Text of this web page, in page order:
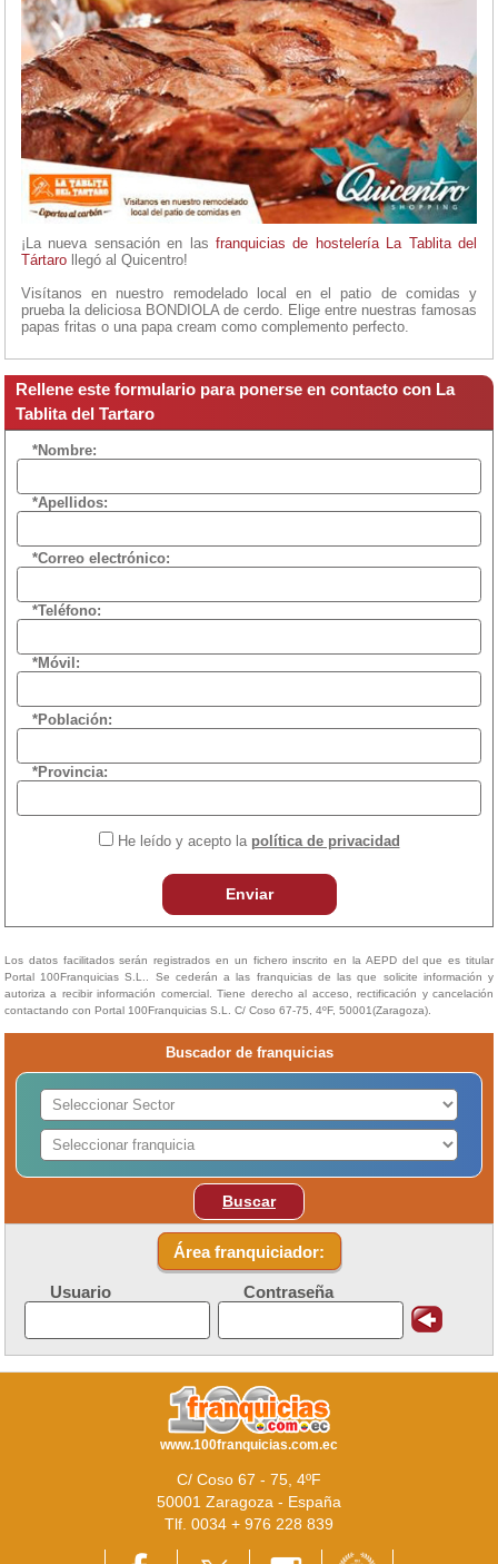
¡La nueva sensación en las franquicias de hostelería La Tablita del
Tártaro llegó al Quicentro!
Visítanos en nuestro remodelado local en el patio de comidas y
prueba la deliciosa BONDIOLA de cerdo. Elige entre nuestras famosas
papas fritas o una papa cream como complemento perfecto.
Rellene este formulario para ponerse en contacto con La
Tablita del Tartaro
*Nombre:
*Apellidos:
*Correo electrónico:
*Teléfono:
*Móvil:
*Población:
*Provincia:
He leído y acepto la política de privacidad
Enviar
Los datos facilitados serán registrados en un fichero inscrito en la AEPD del que es titular
Portal 100Franquicias S.L.. Se cederán a las franquicias de las que solicite información y
autoriza a recibir información comercial. Tiene derecho al acceso, rectificación y cancelación
contactando con Portal 100Franquicias S.L. C/ Coso 67-75, 4ºF, 50001(Zaragoza).
Buscador de franquicias
Buscar
Área franquiciador:
Usuario Contraseña
www.100franquicias.com.ec
C/ Coso 67 - 75, 4ºF
50001 Zaragoza - España
Tlf. 0034 + 976 228 839